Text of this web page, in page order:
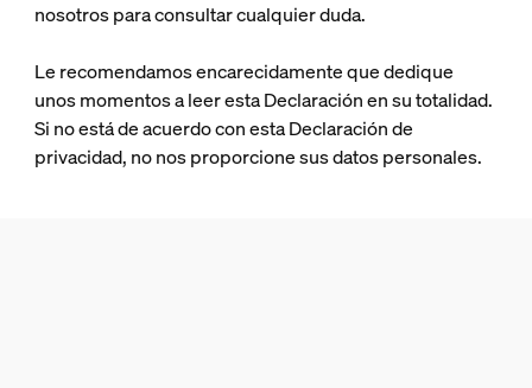
nosotros para consultar cualquier duda.
Le recomendamos encarecidamente que dedique
unos momentos a leer esta Declaración en su totalidad.
Si no está de acuerdo con esta Declaración de
privacidad, no nos proporcione sus datos personales.